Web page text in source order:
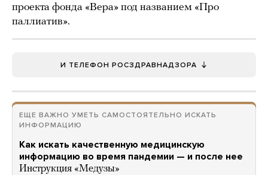
проекта фонда «Вера» под названием «Про
паллиатив».
И ТЕЛЕФОН РОСЗДРАВНАДЗОРА
ЕЩЕ ВАЖНО УМЕТЬ САМОСТОЯТЕЛЬНО ИСКАТЬ
ИНФОРМАЦИЮ
Как искать качественную медицинскую
информацию во время пандемии — и после нее
Инструкция «Медузы»